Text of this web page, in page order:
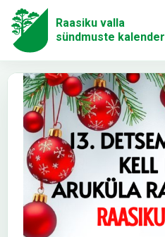
Raasiku valla
sündmuste kalender